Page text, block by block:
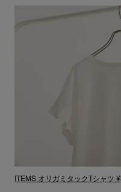
ITEMS オリガミタックTシャツ